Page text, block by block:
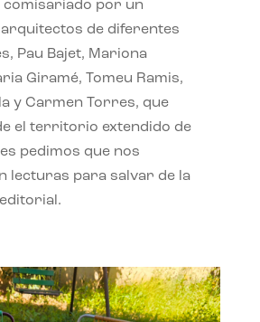
comisariado por un
de diferentes
Pau Bajet, Mariona
Giramé, Tomeu Ramis,
y Carmen Torres, que
el territorio extendido de
pedimos que nos
lecturas para salvar de la